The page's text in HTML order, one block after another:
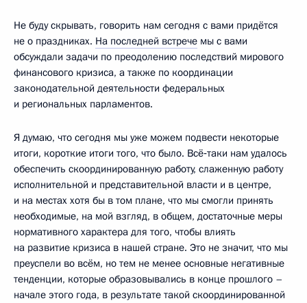
Не буду скрывать, говорить нам сегодня с вами придётся
не о праздниках. На последней встрече мы с вами
обсуждали задачи по преодолению последствий мирового
финансового кризиса, а также по координации
законодательной деятельности федеральных
и региональных парламентов.
Я думаю, что сегодня мы уже можем подвести некоторые
итоги, короткие итоги того, что было. Всё‑таки нам удалось
обеспечить скоординированную работу, слаженную работу
исполнительной и представительной власти и в центре,
и на местах хотя бы в том плане, что мы смогли принять
необходимые, на мой взгляд, в общем, достаточные меры
нормативного характера для того, чтобы влиять
на развитие кризиса в нашей стране. Это не значит, что мы
преуспели во всём, но тем не менее основные негативные
тенденции, которые образовывались в конце прошлого –
начале этого года, в результате такой скоординированной